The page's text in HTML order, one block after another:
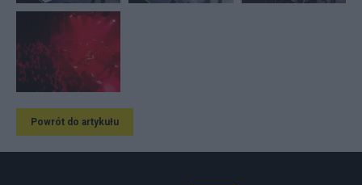
Powrót do artykułu